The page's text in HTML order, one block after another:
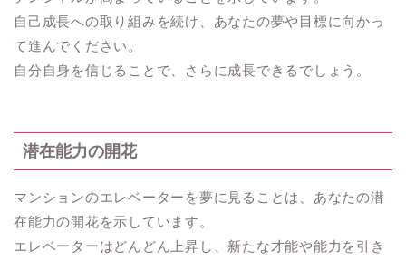
自己成長への取り組みを続け、あなたの夢や目標に向かっ
て進んでください。
自分自身を信じることで、さらに成長できるでしょう。
潜在能力の開花
マンションのエレベーターを夢に見ることは、あなたの潜
在能力の開花を示しています。
エレベーターはどんどん上昇し、新たな才能や能力を引き